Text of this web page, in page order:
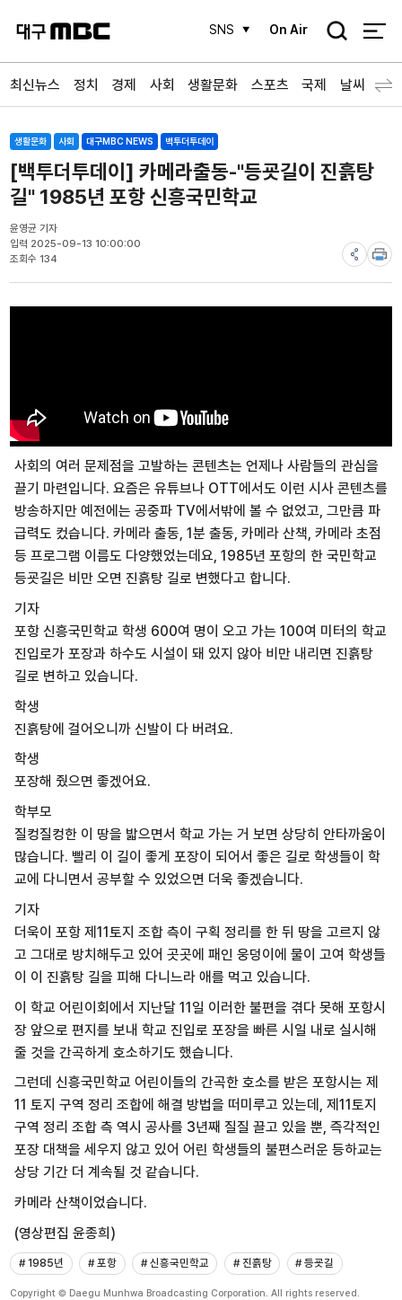
SNS On Air
검
최신뉴스 정치 경제 사회 생활문화 스포츠 국제 날씨
생활문화 사회 대구MBC NEWS 백투더투데이
[백투더투데이] 카메라출동-"등굣길이 진흙탕
길" 1985년 포항 신흥국민학교
윤영균 기자
입력 2025-09-13 10:00:00
조회수 134
사회의 여러 문제점을 고발하는 콘텐츠는 언제나 사람들의 관심을
끌기 마련입니다. 요즘은 유튜브나 OTT에서도 이런 시사 콘텐츠를
방송하지만 예전에는 공중파 TV에서밖에 볼 수 없었고, 그만큼 파
급력도 컸습니다. 카메라 출동, 1분 출동, 카메라 산책, 카메라 초점
등 프로그램 이름도 다양했었는데요, 1985년 포항의 한 국민학교
등굣길은 비만 오면 진흙탕 길로 변했다고 합니다.
기자
포항 신흥국민학교 학생 600여 명이 오고 가는 100여 미터의 학교
진입로가 포장과 하수도 시설이 돼 있지 않아 비만 내리면 진흙탕
길로 변하고 있습니다.
학생
진흙탕에 걸어오니까 신발이 다 버려요.
학생
포장해 줬으면 좋겠어요.
학부모
질컹질컹한 이 땅을 밟으면서 학교 가는 거 보면 상당히 안타까움이
많습니다. 빨리 이 길이 좋게 포장이 되어서 좋은 길로 학생들이 학
교에 다니면서 공부할 수 있었으면 더욱 좋겠습니다.
기자
더욱이 포항 제11토지 조합 측이 구획 정리를 한 뒤 땅을 고르지 않
고 그대로 방치해두고 있어 곳곳에 패인 웅덩이에 물이 고여 학생들
이 이 진흙탕 길을 피해 다니느라 애를 먹고 있습니다.
이 학교 어린이회에서 지난달 11일 이러한 불편을 겪다 못해 포항시
장 앞으로 편지를 보내 학교 진입로 포장을 빠른 시일 내로 실시해
줄 것을 간곡하게 호소하기도 했습니다.
그런데 신흥국민학교 어린이들의 간곡한 호소를 받은 포항시는 제
11 토지 구역 정리 조합에 해결 방법을 떠미루고 있는데, 제11토지
구역 정리 조합 측 역시 공사를 3년째 질질 끌고 있을 뿐, 즉각적인
포장 대책을 세우지 않고 있어 어린 학생들의 불편스러운 등하교는
상당 기간 더 계속될 것 같습니다.
카메라 산책이었습니다.
(영상편집 윤종희)
# 1985년 # 포항 # 신흥국민학교 # 진흙탕 # 등굣길
Copyright © Daegu Munhwa Broadcasting Corporation. All rights reserved.